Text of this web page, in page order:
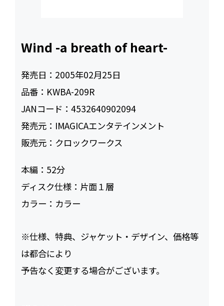
Wind -a breath of heart-
発売日： 2005年02月25日
品番： KWBA-209R
JANコード：4532640902094
発売元： IMAGICAエンタテインメント
販売元： クロックワークス
本編： 52
ディスク仕様： 片面１層
カラー： カラー
※仕様、特典、ジャケット・デザイン、価格等
は都合により
予告なく変更する場合がございます。